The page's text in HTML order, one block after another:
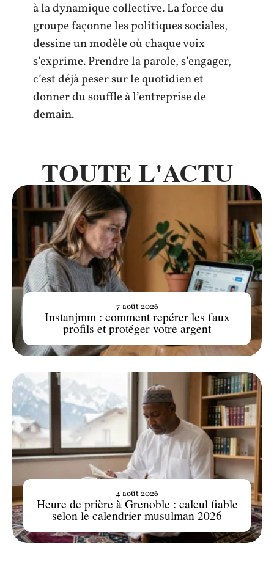
à la dynamique collective. La force du
groupe façonne les politiques sociales,
dessine un modèle où chaque voix
s’exprime. Prendre la parole, s’engager,
c’est déjà peser sur le quotidien et
donner du souffle à l’entreprise de
demain.
TOUTE L'ACTU
Instanjmm : comment repérer les faux
profils et protéger votre argent
7 août 2026
Heure de prière à Grenoble : calcul fiable
selon le calendrier musulman 2026
4 août 2026